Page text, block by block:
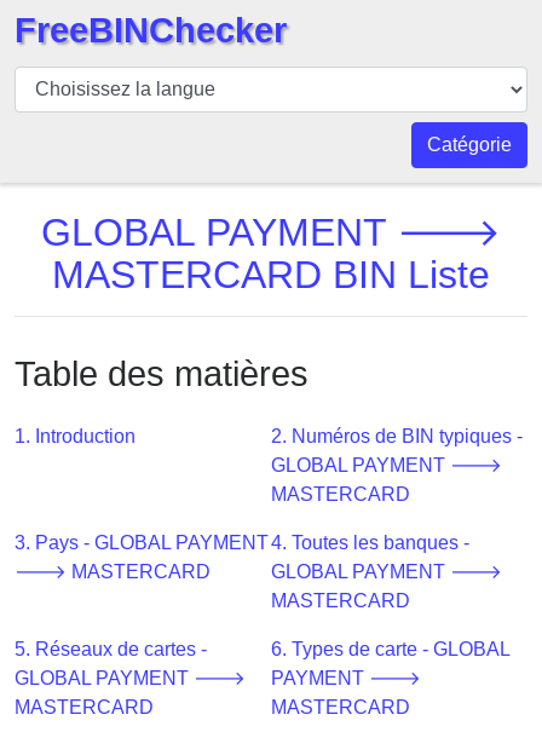
BIN
Vérificateur
Numéro
BIN
BIN
API
BIN
Generator
BIN
Checker
CC
Generator
Banks
Credit
FreeBINChecker
Catégorie
GLOBAL PAYMENT 🡒
MASTERCARD BIN Liste
Table des matières
1. Introduction
2. Numéros de BIN typiques -
GLOBAL PAYMENT 🡒
MASTERCARD
3. Pays - GLOBAL PAYMENT
🡒 MASTERCARD
4. Toutes les banques -
GLOBAL PAYMENT 🡒
MASTERCARD
5. Réseaux de cartes -
GLOBAL PAYMENT 🡒
MASTERCARD
6. Types de carte - GLOBAL
PAYMENT 🡒
MASTERCARD